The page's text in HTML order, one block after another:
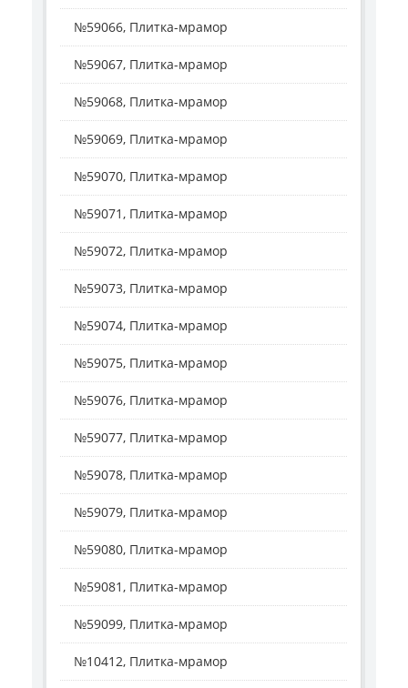
№59066, Плитка-мрамор
№59067, Плитка-мрамор
№59068, Плитка-мрамор
№59069, Плитка-мрамор
№59070, Плитка-мрамор
№59071, Плитка-мрамор
№59072, Плитка-мрамор
№59073, Плитка-мрамор
№59074, Плитка-мрамор
№59075, Плитка-мрамор
№59076, Плитка-мрамор
№59077, Плитка-мрамор
№59078, Плитка-мрамор
№59079, Плитка-мрамор
№59080, Плитка-мрамор
№59081, Плитка-мрамор
№59099, Плитка-мрамор
№10412, Плитка-мрамор